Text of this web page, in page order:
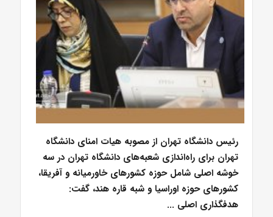
رئیس دانشگاه تهران از مصوبه هیات امنای دانشگاه
تهران برای راه‌اندازی شعبه‌های دانشگاه تهران در سه
خوشه اصلی شامل حوزه کشورهای خاورمیانه و آفریقا،
کشورهای حوزه اوراسیا و شبه قاره هند، گفت:
هدفگذاری اصلی ...